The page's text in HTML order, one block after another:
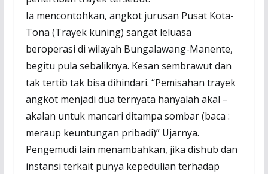
Ia mencontohkan, angkot jurusan Pusat Kota-
Tona (Trayek kuning) sangat leluasa
beroperasi di wilayah Bungalawang-Manente,
begitu pula sebaliknya. Kesan sembrawut dan
tak tertib tak bisa dihindari. “Pemisahan trayek
angkot menjadi dua ternyata hanyalah akal –
akalan untuk mancari ditampa sombar (baca :
meraup keuntungan pribadi)” Ujarnya.
Pengemudi lain menambahkan, jika dishub dan
instansi terkait punya kepedulian terhadap